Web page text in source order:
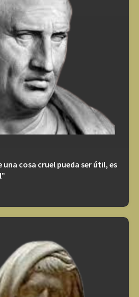
una cosa cruel pueda ser útil, es